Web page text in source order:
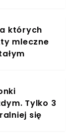
których
mleczne
Tylko 3
się